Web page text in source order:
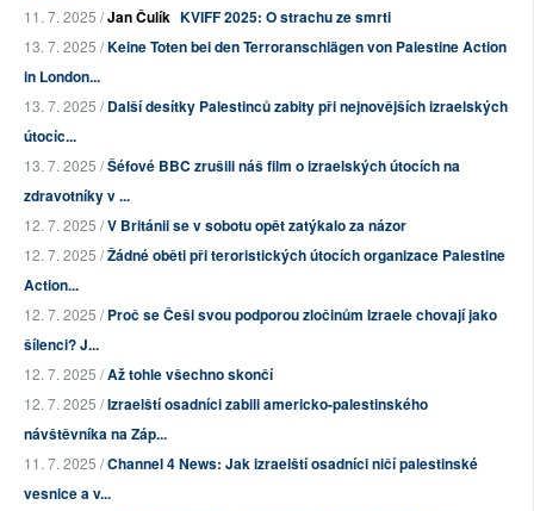
11. 7. 2025 /Jan Čulík KVIFF 2025: O strachu ze smrti
13. 7. 2025 /Keine Toten bei den Terroranschlägen von Palestine Action
in London...
13. 7. 2025 /Další desítky Palestinců zabity při nejnovějších izraelských
útocíc...
13. 7. 2025 /Šéfové BBC zrušili náš film o izraelských útocích na
zdravotníky v ...
12. 7. 2025 /V Británii se v sobotu opět zatýkalo za názor
12. 7. 2025 /Žádné oběti při teroristických útocích organizace Palestine
Action...
12. 7. 2025 /Proč se Češi svou podporou zločinům Izraele chovají jako
šílenci? J...
12. 7. 2025 /Až tohle všechno skončí
12. 7. 2025 /Izraelští osadníci zabili americko-palestinského
návštěvníka na Záp...
11. 7. 2025 /Channel 4 News: Jak izraelští osadníci ničí palestinské
vesnice a v...